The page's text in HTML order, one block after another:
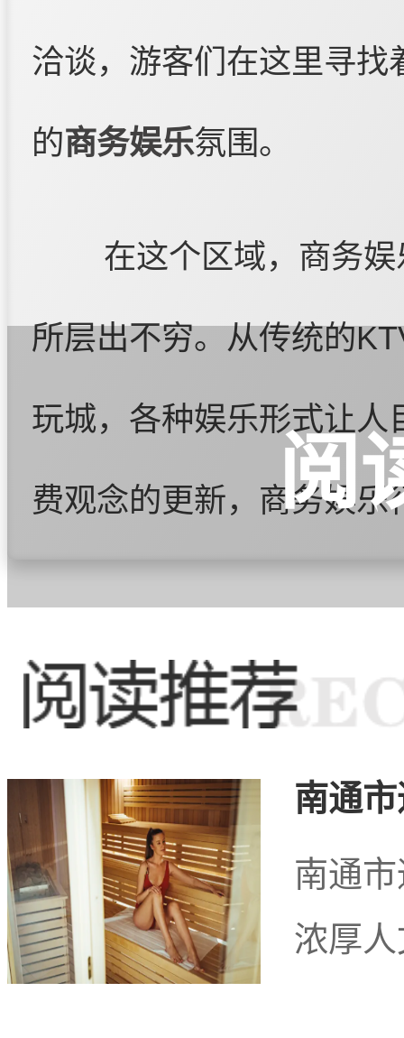
洽谈，游客们在这里寻
的商务娱乐氛围。
在这个区域，商务
所层出不穷。从传统的
玩城，各种娱乐形式让
费观念的更新，商务娱
更多的选择和享受。
水果湖商务娱乐区
力，成为了武汉市的一
受到传统与现代的碰撞
阅
南通
南通
浓厚